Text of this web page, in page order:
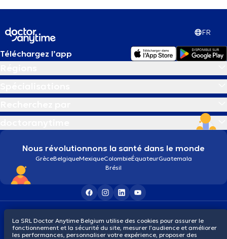
FR
Téléchargez l’app
Nous révolutionnons la santé dans le monde
GrèceBelgiqueMexiqueColombieÉquateurGuatemala
Brésil
© 2026 doctoranytime
La SRL Doctor Anytime Belgium utilise des cookies pour assurer le
fonctionnement et la sécurité du site, mesurer l’audience et améliorer
les performances, personnaliser votre expérience, proposer des